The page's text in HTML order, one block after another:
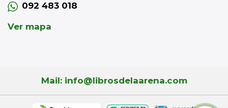
092 483 018
Ver mapa
Mail: info@librosdelaarena.com